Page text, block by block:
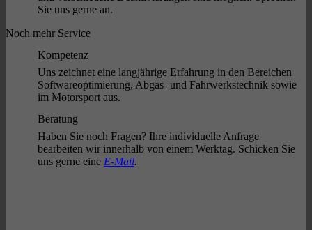
Sie uns gerne an.
Noch mehr Service
Kompetenz
Uns zeichnet eine langjährige Erfahrung in den Bereichen
Softwareoptimierung, Abgas- und Fahrwerkstechnik sowie
im Motorsport aus.
Beratung
Haben Sie noch Fragen? Ihre individuelle Anfrage
bearbeiten wir innerhalb von einem Werktag. Schicken Sie
uns gerne eine E-Mail.